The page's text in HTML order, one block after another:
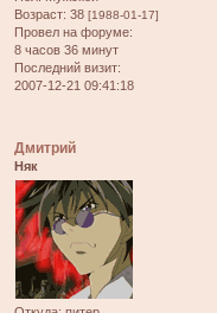
Возраст: 38 [1988-01-17]
Провел на форуме:
8 часов 36 минут
Последний визит:
2007-12-21 09:41:18
Дмитрий
Няк